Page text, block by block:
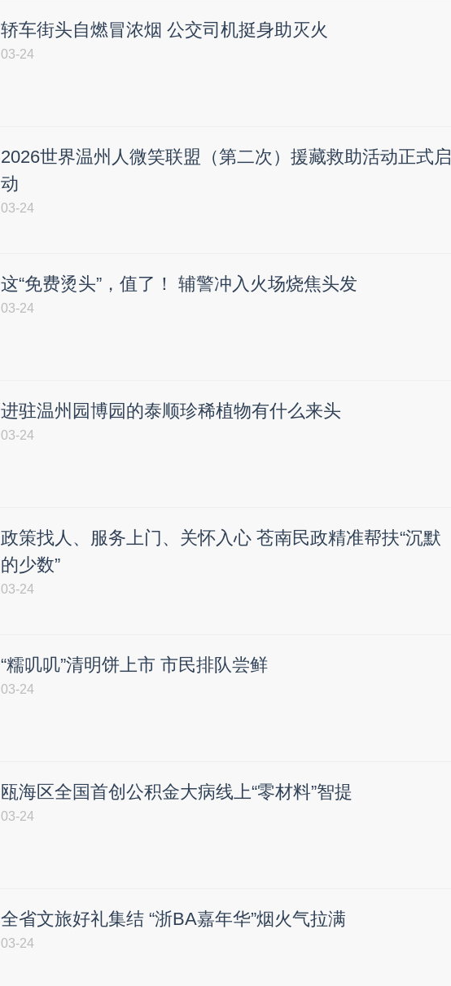
轿车街头自燃冒浓烟 公交司机挺身助灭火
03-24
2026世界温州人微笑联盟（第二次）援藏救助活动正式启
动
03-24
这“免费烫头”，值了！ 辅警冲入火场烧焦头发
03-24
进驻温州园博园的泰顺珍稀植物有什么来头
03-24
政策找人、服务上门、关怀入心 苍南民政精准帮扶“沉默
的少数”
03-24
“糯叽叽”清明饼上市 市民排队尝鲜
03-24
瓯海区全国首创公积金大病线上“零材料”智提
03-24
全省文旅好礼集结 “浙BA嘉年华”烟火气拉满
03-24